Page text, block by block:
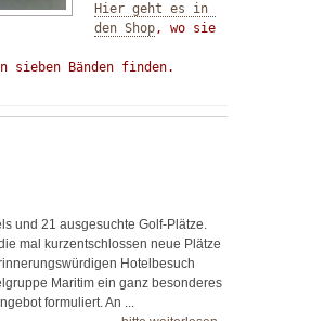
Hier geht es in
den Shop, wo sie
sieben Bänden finden.
und 21 ausgesuchte Golf-Plätze.
mal kurzentschlossen neue Plätze
Hotelbesuch
Maritim ein ganz besonderes
formuliert. An ...